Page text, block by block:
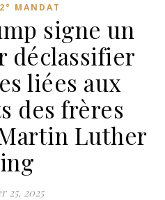
MANDAT
signe un
déclassifier
liées aux
des frères
Luther
25, 2025